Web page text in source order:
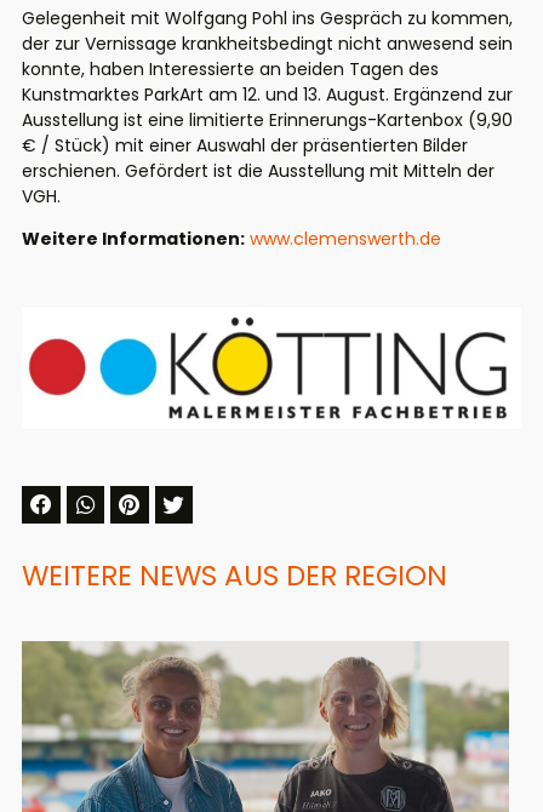
Gelegenheit mit Wolfgang Pohl ins Gespräch zu kommen,
der zur Vernissage krankheitsbedingt nicht anwesend sein
konnte, haben Interessierte an beiden Tagen des
Kunstmarktes ParkArt am 12. und 13. August. Ergänzend zur
Ausstellung ist eine limitierte Erinnerungs-Kartenbox (9,90
€ / Stück) mit einer Auswahl der präsentierten Bilder
erschienen. Gefördert ist die Ausstellung mit Mitteln der
VGH.
Weitere Informationen: www.clemenswerth.de
WEITERE NEWS AUS DER REGION